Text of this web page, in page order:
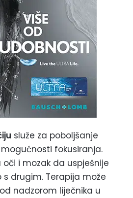
služe za poboljšanje
fokusiranja.
i mozak da uspješnije
drugim. Terapija može
nadzorom liječnika u